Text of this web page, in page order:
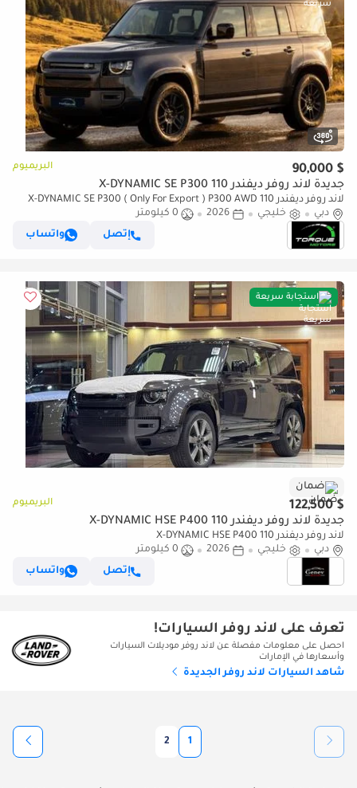
$ 90,000 البريميوم
جديدة لاند روفر ديفندر 110 X-DYNAMIC SE P300
لاند روفر ديفندر 110 X-DYNAMIC SE P300 ( Only For Export ) P300 AWD
GCC 2026 BRAND NEW
دبي خليجي 2026
0 كيلومتر
إتصل
واتساب
استجابة سريعة
ضمان
$ 122,500 البريميوم
جديدة لاند روفر ديفندر 110 X-DYNAMIC HSE P400
لاند روفر ديفندر 110 X-DYNAMIC HSE P400
دبي
خليجي 2026
0 كيلومتر
إتصل
واتساب
تعرف على لاند روفر السيارات!
احصل على معلومات مفصلة عن لاند روفر موديلات السيارات
وأسعارها في الإمارات
شاهد السيارات لاند روفر الجديدة
1
2